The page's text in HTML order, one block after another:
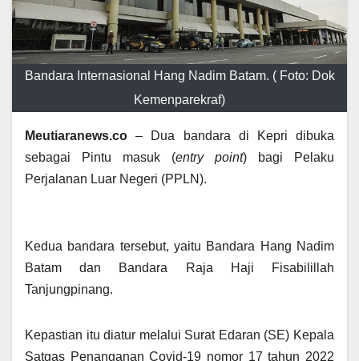
Bandara Internasional Hang Nadim Batam. ( Foto: Dok
Kemenparekraf)
Meutiaranews.co – Dua bandara di Kepri dibuka
sebagai Pintu masuk (entry point) bagi Pelaku
Perjalanan Luar Negeri (PPLN).
Kedua bandara tersebut, yaitu Bandara Hang Nadim
Batam dan Bandara Raja Haji Fisabilillah
Tanjungpinang.
Kepastian itu diatur melalui Surat Edaran (SE) Kepala
Satgas Penanganan Covid-19 nomor 17 tahun 2022